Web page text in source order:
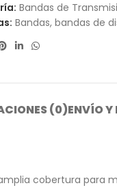
Bandas de
Bandas, bandas de
(0)ENVÍO Y
cobertura